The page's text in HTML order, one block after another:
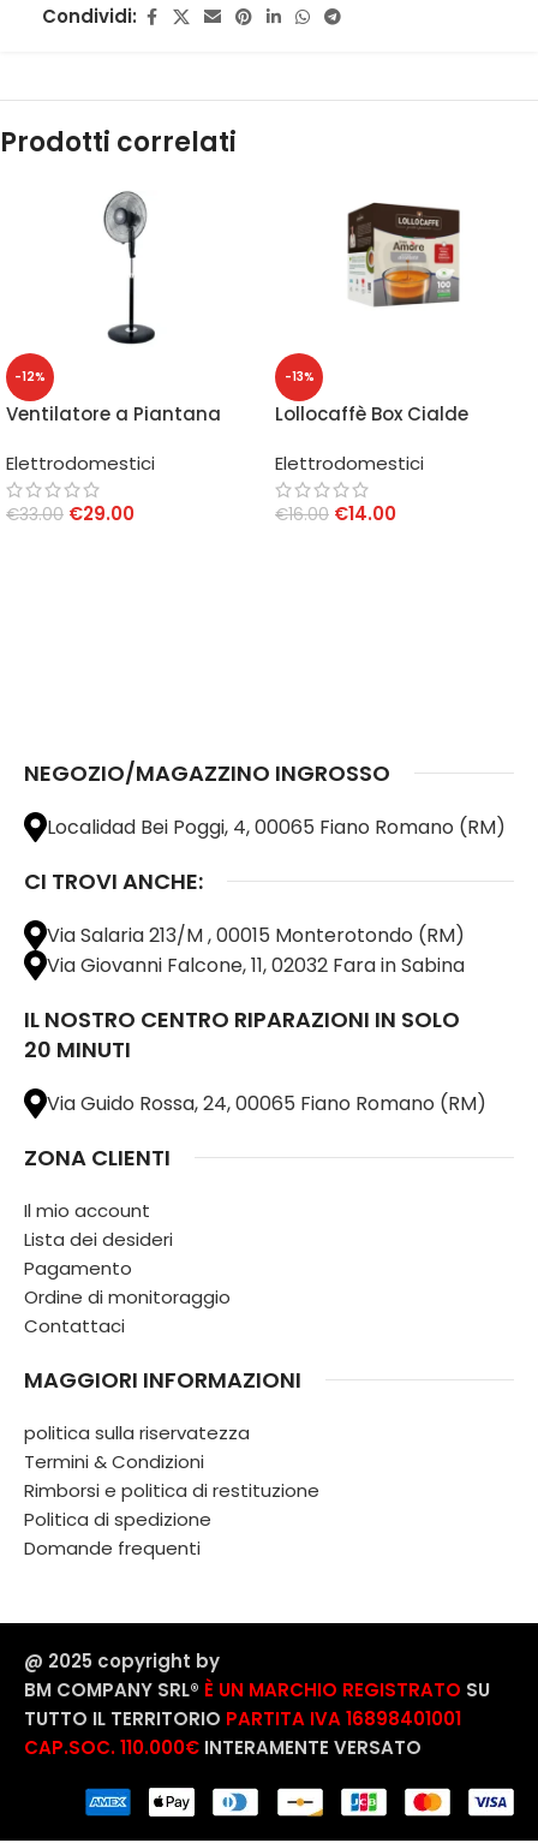
Condividi:
Prodotti correlati
-12%
Ventilatore a Piantana
Elettrodomestici
€33.00 €29.00
-13%
Lollocaffè Box Cialde
100 pz
Elettrodomestici
€16.00 €14.00
NEGOZIO/MAGAZZINO INGROSSO
Localidad Bei Poggi, 4, 00065 Fiano Romano (RM)
CI TROVI ANCHE:
Via Salaria 213/M , 00015 Monterotondo (RM)
Via Giovanni Falcone, 11, 02032 Fara in Sabina
IL NOSTRO CENTRO RIPARAZIONI IN SOLO
20 MINUTI
Via Guido Rossa, 24, 00065 Fiano Romano (RM)
ZONA CLIENTI
Il mio account
Lista dei desideri
Pagamento
Ordine di monitoraggio
Contattaci
MAGGIORI INFORMAZIONI
politica sulla riservatezza
Termini & Condizioni
Rimborsi e politica di restituzione
Politica di spedizione
Domande frequenti
@ 2025 copyright by
BM COMPANY SRL®️ È UN MARCHIO REGISTRATO SU
TUTTO IL TERRITORIO PARTITA IVA 16898401001
CAP.SOC. 110.000€ INTERAMENTE VERSATO